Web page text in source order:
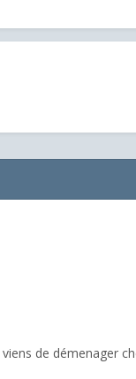
viens de démenager